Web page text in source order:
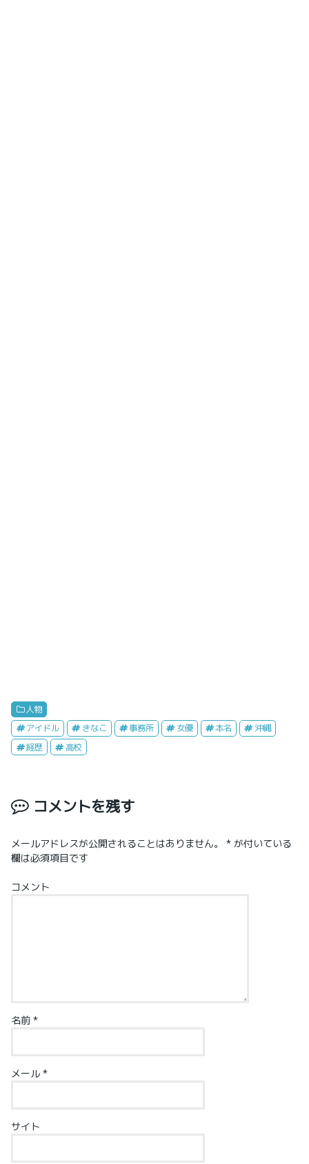
人物
アイドル
きなこ 事務所 女優 本名
沖縄
経歴
高校
コメントを残す
メールアドレスが公開されることはありません。 * が付いている
欄は必須項目です
コメント
名前*
メール*
サイト